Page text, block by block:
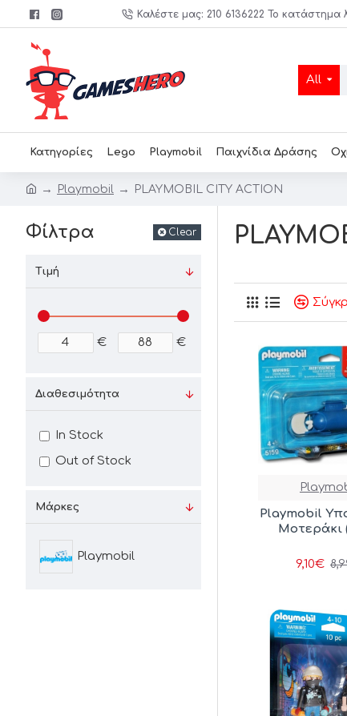
Καλέστε μας: 210 6136222 Το
All
Κατηγορίες Lego Playmobil Παιχνίδια Δράσης
Playmobil PLAYMOBIL CITY ACTION
Φίλτρα Clear
Τιμή
€ €
Μάρκες
Playmobil
Διαθεσιμότητα
In Stock
Out of Stock
Playmobil
Μοτεράκι
9,10€